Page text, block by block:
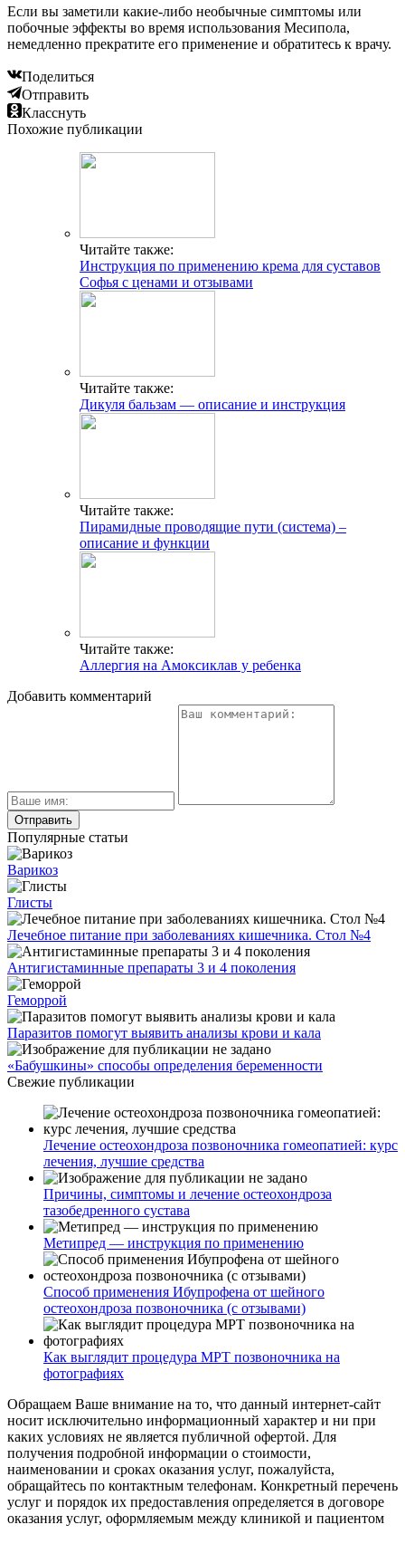
Если вы заметили какие-либо необычные симптомы или
побочные эффекты во время использования Месипола,
немедленно прекратите его применение и обратитесь к врачу.
Поделиться
Отправить
Класснуть
Похожие публикации
Читайте также:
Инструкция по применению крема для суставов
Софья с ценами и отзывами
Читайте также:
Дикуля бальзам — описание и инструкция
Читайте также:
Пирамидные проводящие пути (система) –
описание и функции
Читайте также:
Аллергия на Амоксиклав у ребенка
Добавить комментарий
Популярные статьи
Варикоз
Глисты
Лечебное питание при заболеваниях кишечника. Стол №4
Антигистаминные препараты 3 и 4 поколения
Геморрой
Паразитов помогут выявить анализы крови и кала
«Бабушкины» способы определения беременности
Свежие публикации
Лечение остеохондроза позвоночника гомеопатией: курс
лечения, лучшие средства
Причины, симптомы и лечение остеохондроза
тазобедренного сустава
Метипред — инструкция по применению
Способ применения Ибупрофена от шейного
остеохондроза позвоночника (с отзывами)
Как выглядит процедура МРТ позвоночника на
фотографиях
Обращаем Ваше внимание на то, что данный интернет-сайт
носит исключительно информационный характер и ни при
каких условиях не является публичной офертой. Для
получения подробной информации о стоимости,
наименовании и сроках оказания услуг, пожалуйста,
обращайтесь по контактным телефонам. Конкретный перечень
услуг и порядок их предоставления определяется в договоре
оказания услуг, оформляемым между клиникой и пациентом